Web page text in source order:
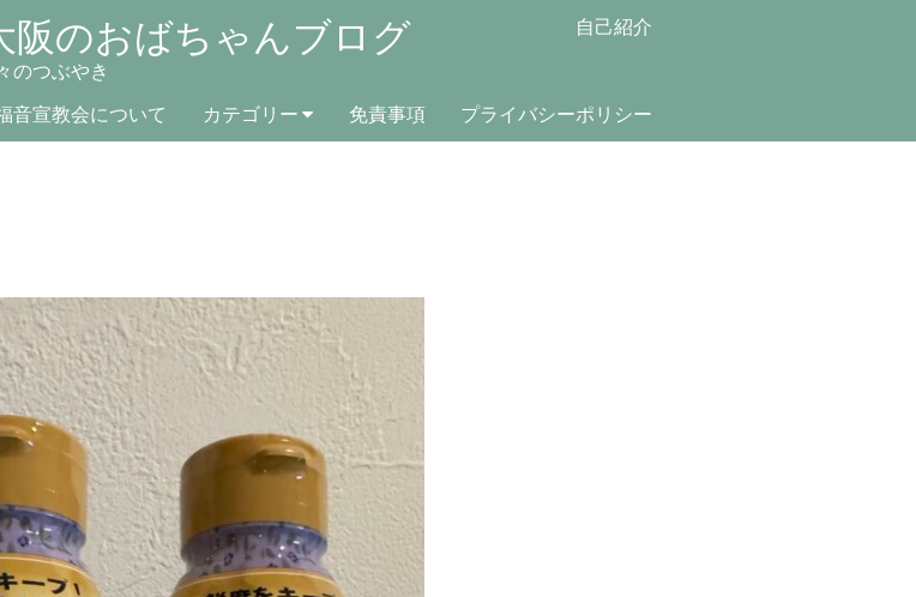
阪のおばちゃんブログ
のつぶやき
自己紹介
音宣教会について カテゴリー 免責事項 プライバシーポリシー